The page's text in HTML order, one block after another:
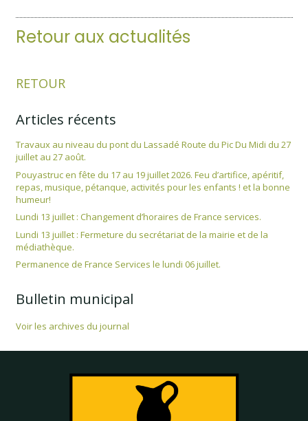
Retour aux actualités
RETOUR
Articles récents
Travaux au niveau du pont du Lassadé Route du Pic Du Midi du 27
juillet au 27 août.
Pouyastruc en fête du 17 au 19 juillet 2026. Feu d’artifice, apéritif,
repas, musique, pétanque, activités pour les enfants ! et la bonne
humeur!
Lundi 13 juillet : Changement d’horaires de France services.
Lundi 13 juillet : Fermeture du secrétariat de la mairie et de la
médiathèque.
Permanence de France Services le lundi 06 juillet.
Bulletin municipal
Voir les archives du journal